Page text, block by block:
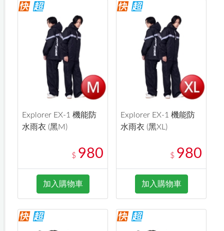
Explorer EX-1 機能防
水雨衣 (黑M)
$ 980
加入購物車
Explorer EX-1 機能防
水雨衣 (黑XL)
$ 980
加入購物車